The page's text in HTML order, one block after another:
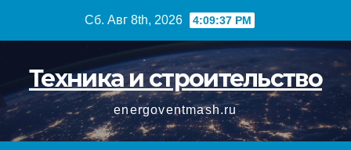
Сб. Авг 8th, 2026 4:09:38 PM
Техника и строительство
energoventmash.ru